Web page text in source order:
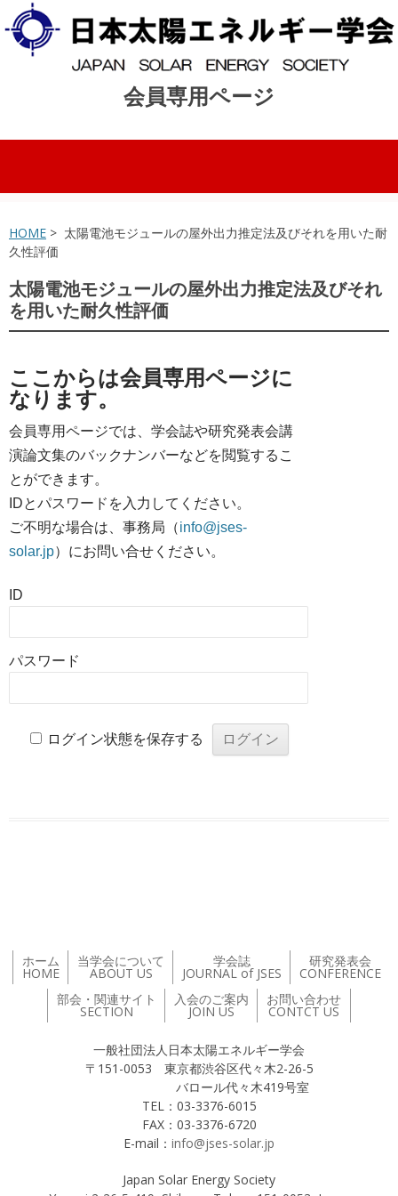
会員専用ページ
コンテンツへスキップ
HOME > 太陽電池モジュールの屋外出力推定法及びそれを用いた耐
久性評価
太陽電池モジュールの屋外出力推定法及びそれ
を用いた耐久性評価
ここからは会員専用ページに
なります。
会員専用ページでは、学会誌や研究発表会講
演論文集のバックナンバーなどを閲覧するこ
とができます。
IDとパスワードを入力してください。
ご不明な場合は、事務局（info@jses-
solar.jp）にお問い合せください。
ID
パスワード
ログイン状態を保存する
ホーム
HOME
当学会について
ABOUT US
学会誌
JOURNAL of JSES
研究発表会
CONFERENCE
部会・関連サイト
SECTION
入会のご案内
JOIN US
お問い合わせ
CONTCT US
一般社団法人日本太陽エネルギー学会
〒151-0053 東京都渋谷区代々木2-26-5
バロール代々木419号室
TEL：03-3376-6015
FAX：03-3376-6720
E-mail： info@jses-solar.jp
Japan Solar Energy Society